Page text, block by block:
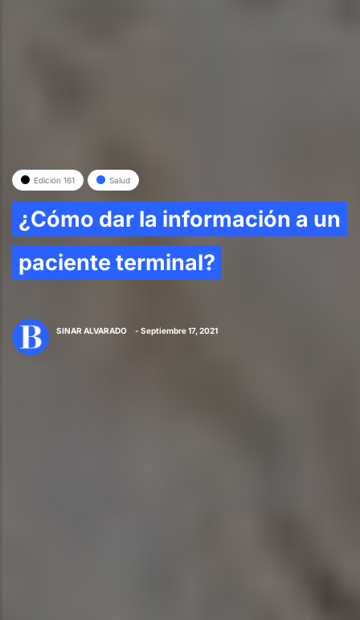
Edición 161 Salud
¿Cómo dar la información a un
paciente terminal?
SINAR ALVARADO - Septiembre 17, 2021